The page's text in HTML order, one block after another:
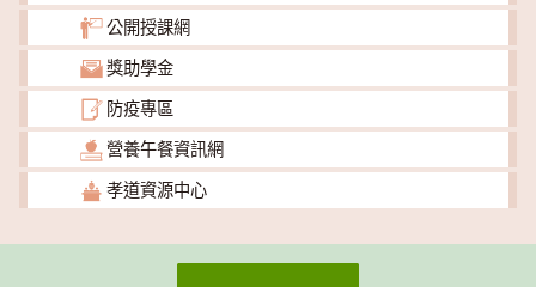
公開授課網
獎助學金
防疫專區
營養午餐資訊網
孝道資源中心